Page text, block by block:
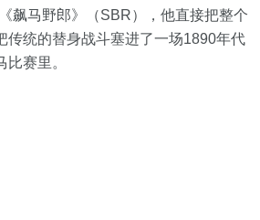
飙马野郎》（SBR），他直接把整个
传统的替身战斗塞进了一场1890年代
赛里。